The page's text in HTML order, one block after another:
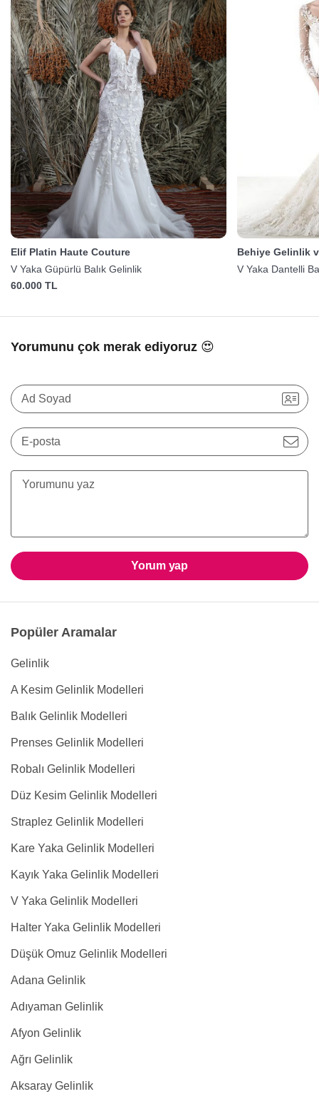
Elif Platin Haute Couture
V Yaka Güpürlü Balık Gelinlik
60.000 TL
Behiye Gelinlik
V Yaka Dantelli
Yorumunu çok merak ediyoruz 😍
Ad Soyad
E-posta
Yorum yap
Popüler Aramalar
Gelinlik
A Kesim Gelinlik Modelleri
Balık Gelinlik Modelleri
Prenses Gelinlik Modelleri
Robalı Gelinlik Modelleri
Düz Kesim Gelinlik Modelleri
Straplez Gelinlik Modelleri
Kare Yaka Gelinlik Modelleri
Kayık Yaka Gelinlik Modelleri
V Yaka Gelinlik Modelleri
Halter Yaka Gelinlik Modelleri
Düşük Omuz Gelinlik Modelleri
Adana Gelinlik
Adıyaman Gelinlik
Afyon Gelinlik
Ağrı Gelinlik
Aksaray Gelinlik